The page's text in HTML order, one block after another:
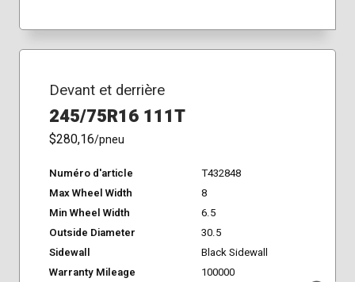
Devant et derrière
245/75R16 111T
$280,16/pneu
Numéro d'article
T432848
Max Wheel Width
8
Min Wheel Width
6.5
Outside Diameter
30.5
Sidewall
Black Sidewall
Warranty Mileage
100000